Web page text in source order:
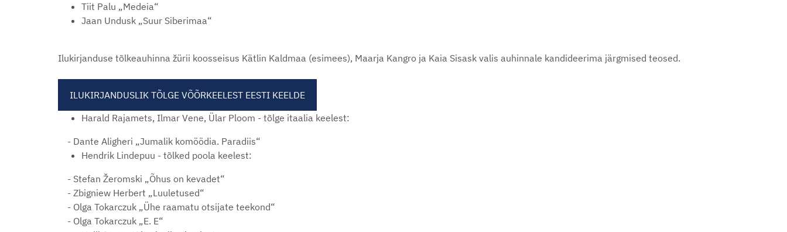
Tiit Palu „Medeia“
Jaan Undusk „Suur Siberimaa“
Ilukirjanduse tõlkeauhinna žürii koosseisus Kätlin Kaldmaa (esimees), Maarja Kangro ja Kaia Sisask valis auhinnale kandideerima järgmised teosed.
ILUKIRJANDUSLIK TÕLGE VÕÕRKEELEST EESTI KEELDE
Harald Rajamets, Ilmar Vene, Ülar Ploom - tõlge itaalia keelest:
- Dante Aligheri „Jumalik komöödia. Paradiis“
Hendrik Lindepuu - tõlked poola keelest:
- Stefan Žeromski „Õhus on kevadet“
- Zbigniew Herbert „Luuletused“
- Olga Tokarczuk „Ühe raamatu otsijate teekond“
- Olga Tokarczuk „E. E“